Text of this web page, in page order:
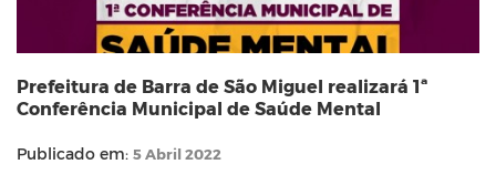
Prefeitura de Barra de São Miguel realizará 1ª
Conferência Municipal de Saúde Mental
Publicado em: 5 Abril 2022